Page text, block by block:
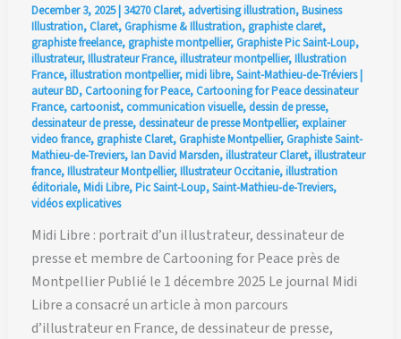
December 3, 2025| 34270 Claret, advertising illustration,Business
Illustration, Claret, Graphisme & Illustration, graphiste claret,
graphiste freelance, graphiste montpellier, Graphiste Pic Saint-Loup,
illustrateur,Illustrateur France,illustrateur montpellier,Illustration
France,illustration montpellier,midi libre,Saint-Mathieu-de-Tréviers|
auteur BD, Cartooning for Peace, Cartooning for Peace dessinateur
France, cartoonist, communication visuelle, dessin de presse,
dessinateur de presse, dessinateur de presse Montpellier, explainer
video france, graphiste Claret, Graphiste Montpellier, Graphiste Saint-
Mathieu-de-Treviers,Ian David Marsden,illustrateur Claret,illustrateur
france,Illustrateur Montpellier,Illustrateur Occitanie,illustration
éditoriale,Midi Libre,Pic Saint-Loup,Saint-Mathieu-de-Treviers,
vidéos explicatives
Midi Libre : portrait d’un illustrateur, dessinateur de
presse et membre de Cartooning for Peace près de
Montpellier Publié le 1 décembre 2025 Le journal Midi
Libre a consacré un article à mon parcours
d’illustrateur en France, de dessinateur de presse,